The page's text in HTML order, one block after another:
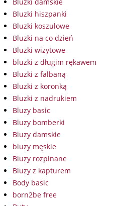
Bluzki hiszpanki
Bluzki koszulowe
Bluzki na co dzień
Bluzki wizytowe
bluzki z długim rękawem
Bluzki z falbaną
Bluzki z koronką
Bluzki z nadrukiem
Bluzy basic
Bluzy bomberki
Bluzy damskie
bluzy męskie
Bluzy rozpinane
Bluzy z kapturem
Body basic
born2be free